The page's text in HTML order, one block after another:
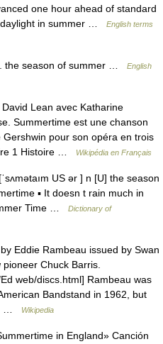
one hour ahead of standard
daylight in summer …
English terms
the season of summer …
English
Lean avec Katharine
Summertime est une chanson
pour son opéra en trois
1 Histoire …
Wikipédia en Français
US ər ] n [U] the season
▪ It doesn t rain much in
Time …
Dictionary of
Eddie Rambeau issued by Swan
Chuck Barris.
web/discs.html] Rambeau was
Bandstand in 1962, but
…
Wikipedia
in England» Canción